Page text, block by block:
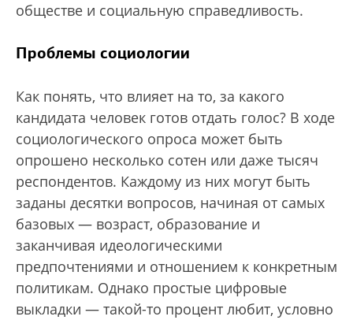
обществе и социальную справедливость.
Проблемы социологии
Как понять, что влияет на то, за какого
кандидата человек готов отдать голос? В ходе
социологического опроса может быть
опрошено несколько сотен или даже тысяч
респондентов. Каждому из них могут быть
заданы десятки вопросов, начиная от самых
базовых — возраст, образование и
заканчивая идеологическими
предпочтениями и отношением к конкретным
политикам. Однако простые цифровые
выкладки — такой-то процент любит, условно